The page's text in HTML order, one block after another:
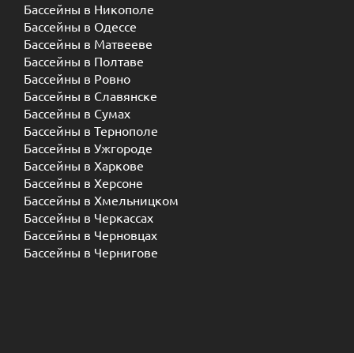
Бассейны в Никополе
Бассейны в Одессе
Бассейны в Матвееве
Бассейны в Полтаве
Бассейны в Ровно
Бассейны в Славянске
Бассейны в Сумах
Бассейны в Тернополе
Бассейны в Ужгороде
Бассейны в Харкове
Бассейны в Херсоне
Бассейны в Хмельницком
Бассейны в Черкассах
Бассейны в Черновцах
Бассейны в Чернигове